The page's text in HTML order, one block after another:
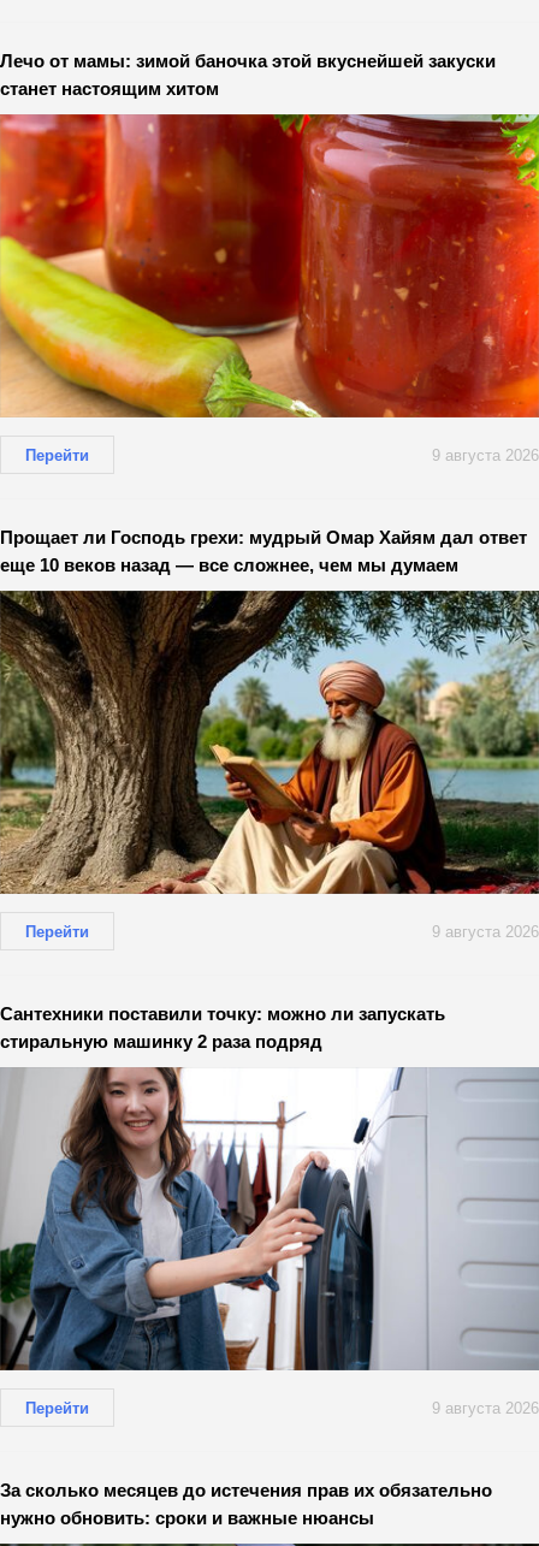
Лечо от мамы: зимой баночка этой вкуснейшей закуски
станет настоящим хитом
Перейти 9 августа 2026
Прощает ли Господь грехи: мудрый Омар Хайям дал ответ
еще 10 веков назад — все сложнее, чем мы думаем
Перейти 9 августа 2026
Сантехники поставили точку: можно ли запускать
стиральную машинку 2 раза подряд
Перейти 9 августа 2026
За сколько месяцев до истечения прав их обязательно
нужно обновить: сроки и важные нюансы